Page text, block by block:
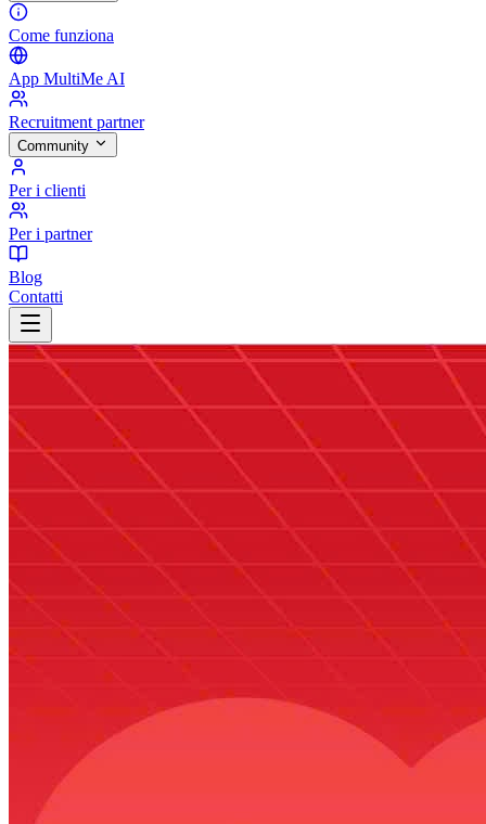
Come funziona
App MultiMe AI
Recruitment partner
Community
Per i clienti
Per i partner
Blog
Contatti